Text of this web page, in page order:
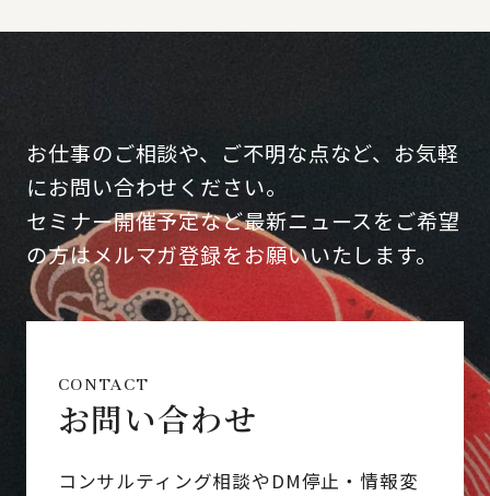
お仕事のご相談や、ご不明な点など、お気軽
にお問い合わせください。
セミナー開催予定など最新ニュースをご希望
の方はメルマガ登録をお願いいたします。
CONTACT
お問い合わせ
コンサルティング相談やDM停止・情報変